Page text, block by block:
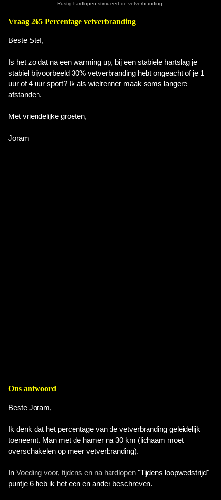
Hardlopen
Extra
Tips
Boeken
Site
Rustig hardlopen stimuleert de vetverbranding.
Vraag 265 Percentage vetverbranding
Beste Stef,
Is het zo dat na een warming up, bij een stabiele hartslag je
stabiel bijvoorbeeld 30% vetverbranding hebt ongeacht of je 1
uur of 4 uur sport? Ik als wielrenner maak soms langere
afstanden.
Met vriendelijke groeten,
Joram
Ons antwoord
Beste Joram,
Ik denk dat het percentage van de vetverbranding geleidelijk
toeneemt. Man met de hamer na 30 km (lichaam moet
overschakelen op meer vetverbranding).
In Voeding voor, tijdens en na hardlopen "Tijdens loopwedstrijd"
puntje 6 heb ik het een en ander beschreven.